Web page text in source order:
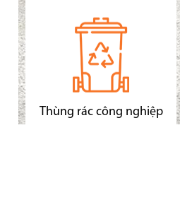
Thùng rác công nghiệp